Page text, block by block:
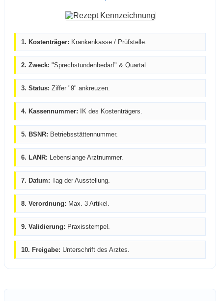
1. Kostenträger: Krankenkasse / Prüfstelle.
2. Zweck: "Sprechstundenbedarf" & Quartal.
3. Status: Ziffer "9" ankreuzen.
4. Kassennummer: IK des Kostenträgers.
5. BSNR: Betriebsstättennummer.
6. LANR: Lebenslange Arztnummer.
7. Datum: Tag der Ausstellung.
8. Verordnung: Max. 3 Artikel.
9. Validierung: Praxisstempel.
10. Freigabe: Unterschrift des Arztes.